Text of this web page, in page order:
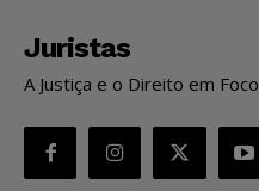
Juristas
A Justiça e o Direito em Foco